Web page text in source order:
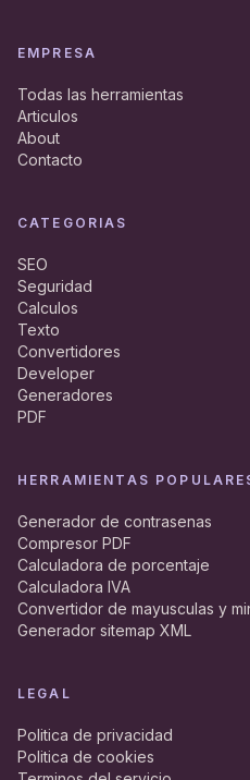
EMPRESA
Todas las herramientas
Articulos
About
Contacto
CATEGORIAS
SEO
Seguridad
Calculos
Texto
Convertidores
Developer
Generadores
PDF
HERRAMIENTAS
Generador de contrasenas
Compresor PDF
Calculadora de porcentaje
Calculadora IVA
Convertidor de mayusculas y
Generador sitemap XML
LEGAL
Politica de privacidad
Politica de cookies